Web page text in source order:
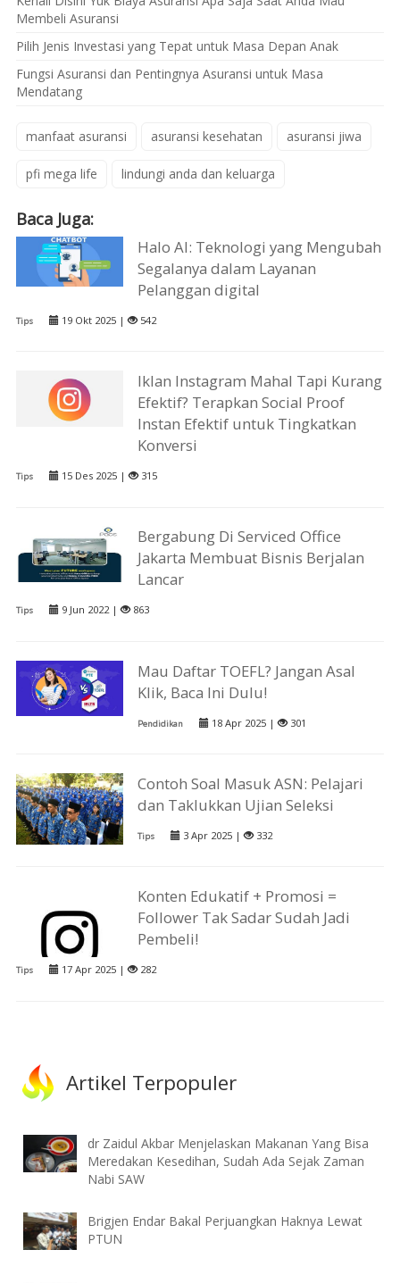
Membeli Asuransi
Pilih Jenis Investasi yang Tepat untuk Masa Depan Anak
Fungsi Asuransi dan Pentingnya Asuransi untuk Masa
Mendatang
manfaat asuransi asuransi kesehatan asuransi jiwa
pfi mega life lindungi anda dan keluarga
Baca Juga:
Halo AI: Teknologi yang Mengubah
Segalanya dalam Layanan
Pelanggan digital
Tips 19 Okt 2025 | 542
Iklan Instagram Mahal Tapi Kurang
Efektif? Terapkan Social Proof
Instan Efektif untuk Tingkatkan
Konversi
Tips 15 Des 2025 | 315
Bergabung Di Serviced Office
Jakarta Membuat Bisnis Berjalan
Lancar
Tips 9 Jun 2022 | 863
Mau Daftar TOEFL? Jangan Asal
Klik, Baca Ini Dulu!
Pendidikan 18 Apr 2025 | 301
Contoh Soal Masuk ASN: Pelajari
dan Taklukkan Ujian Seleksi
Tips 3 Apr 2025 | 332
Konten Edukatif + Promosi =
Follower Tak Sadar Sudah Jadi
Pembeli!
Tips 17 Apr 2025 | 282
Artikel Terpopuler
dr Zaidul Akbar Menjelaskan Makanan Yang Bisa
Meredakan Kesedihan, Sudah Ada Sejak Zaman
Nabi SAW
Brigjen Endar Bakal Perjuangkan Haknya Lewat
PTUN